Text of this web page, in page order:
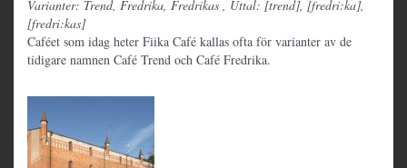
Varianter: Trend, Fredrika, Fredrikas , Uttal: [trend], [fredri:ka],
[fredri:kas]
Caféet som idag heter Fiika Café kallas ofta för varianter av de
tidigare namnen Café Trend och Café Fredrika.